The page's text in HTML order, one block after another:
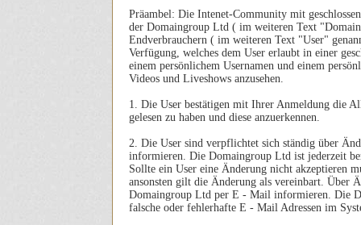
Präambel: Die Intenet-Community mit
der Domaingroup Ltd ( im weiteren Text
Endverbrauchern ( im weiteren Text "User"
Verfügung, welches dem User erlaubt in einer
einem persönlichem Usernamen und einem
Videos und Liveshows anzusehen.
1. Die User bestätigen mit Ihrer Anmeldung die
gelesen zu haben und diese anzuerkennen.
2. Die User sind verpflichtet sich ständig über
informieren. Die Domaingroup Ltd ist jederzeit
Sollte ein User eine Änderung nicht akzeptieren
ansonsten gilt die Änderung als vereinbart. Über
Domaingroup Ltd per E - Mail informieren. Die
falsche oder fehlerhafte E - Mail Adressen im